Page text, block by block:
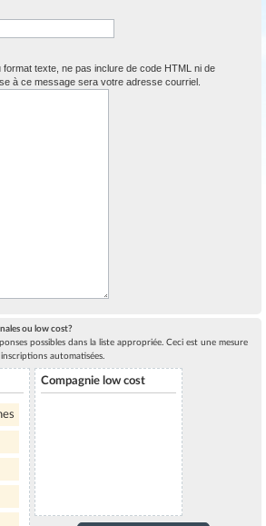
texte, ne pas inclure de code HTML ni de
à ce message sera votre adresse courriel.
ou low cost?
possibles dans la liste appropriée. Ceci est une mesure
automatisées.
Compagnie low cost